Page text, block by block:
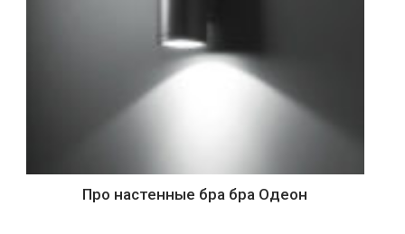
Про настенные бра бра Одеон